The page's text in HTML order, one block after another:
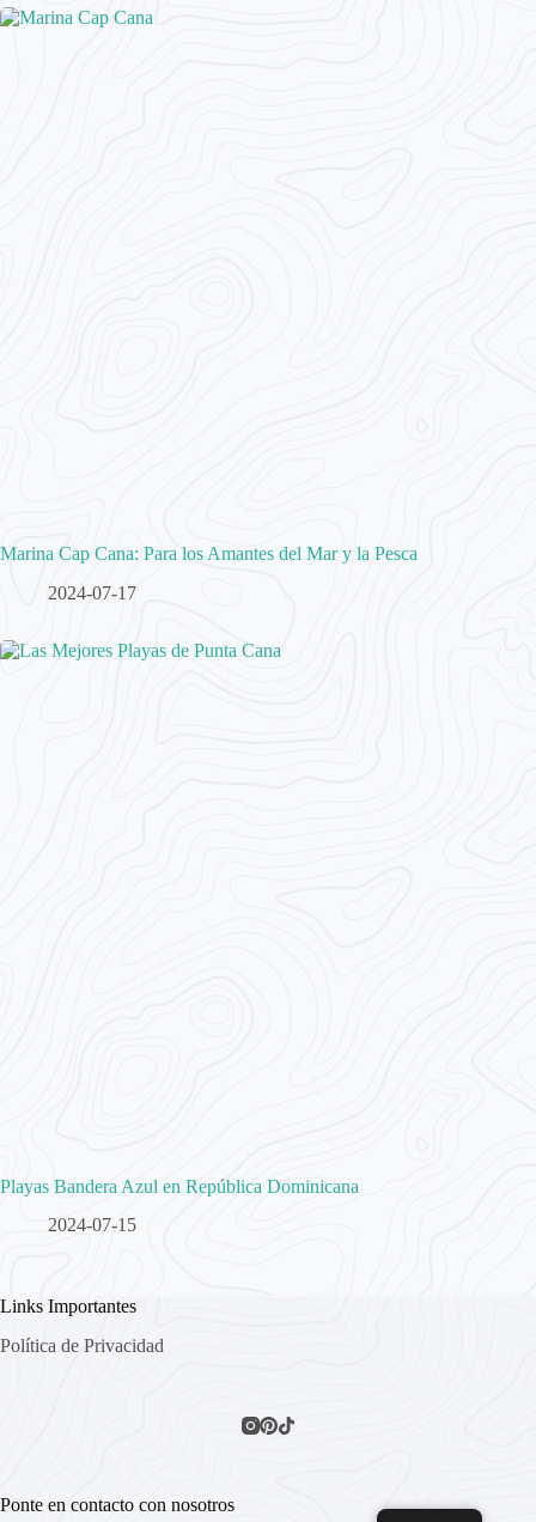
Marina Cap Cana: Para los Amantes del Mar y la Pesca
2024-07-17
Playas Bandera Azul en República Dominicana
2024-07-15
Links Importantes
Política de Privacidad
Ponte en contacto con nosotros